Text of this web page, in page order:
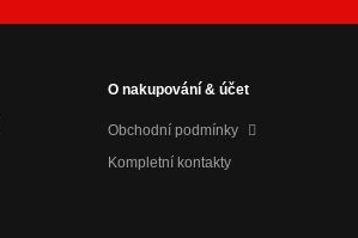
O nakupování & účet
Obchodní podmínky
Kompletní kontakty